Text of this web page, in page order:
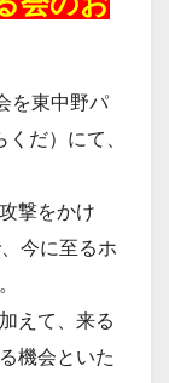
を東中野パ
だ）にて、
撃をかけ
今に至るホ
えて、来る
機会といた